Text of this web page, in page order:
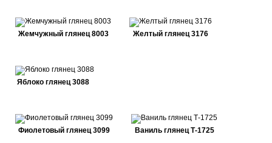
Жемчужный глянец 8003 Желтый глянец 3176
Яблоко глянец 3088
Фиолетовый глянец 3099 Ваниль глянец Т-1725